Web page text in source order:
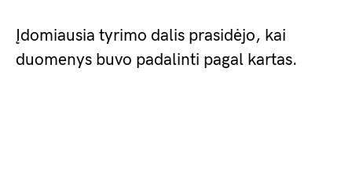
Įdomiausia tyrimo dalis prasidėjo, kai
duomenys buvo padalinti pagal kartas.